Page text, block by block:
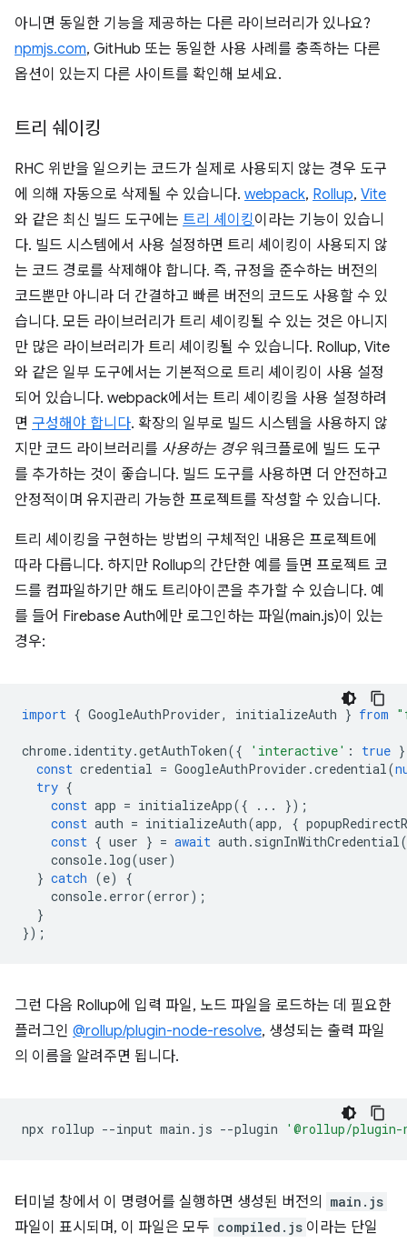
아니면 동일한 기능을 제공하는 다른 라이브러리가 있나요?
npmjs.com, GitHub 또는 동일한 사용 사례를 충족하는 다른
옵션이 있는지 다른 사이트를 확인해 보세요.
트리 쉐이킹
RHC 위반을 일으키는 코드가 실제로 사용되지 않는 경우 도구
에 의해 자동으로 삭제될 수 있습니다. webpack, Rollup, Vite
와 같은 최신 빌드 도구에는 트리 셰이킹이라는 기능이 있습니
다. 빌드 시스템에서 사용 설정하면 트리 셰이킹이 사용되지 않
는 코드 경로를 삭제해야 합니다. 즉, 규정을 준수하는 버전의
코드뿐만 아니라 더 간결하고 빠른 버전의 코드도 사용할 수 있
습니다. 모든 라이브러리가 트리 셰이킹될 수 있는 것은 아니지
만 많은 라이브러리가 트리 셰이킹될 수 있습니다. Rollup, Vite
와 같은 일부 도구에서는 기본적으로 트리 셰이킹이 사용 설정
되어 있습니다. webpack에서는 트리 셰이킹을 사용 설정하려
면 구성해야 합니다. 확장의 일부로 빌드 시스템을 사용하지 않
지만 코드 라이브러리를 사용하는 경우 워크플로에 빌드 도구
를 추가하는 것이 좋습니다. 빌드 도구를 사용하면 더 안전하고
안정적이며 유지관리 가능한 프로젝트를 작성할 수 있습니다.
트리 셰이킹을 구현하는 방법의 구체적인 내용은 프로젝트에
따라 다릅니다. 하지만 Rollup의 간단한 예를 들면 프로젝트 코
드를 컴파일하기만 해도 트리아이콘을 추가할 수 있습니다. 예
를 들어 Firebase Auth에만 로그인하는 파일(main.js)이 있는
경우:
import { GoogleAuthProvider, initializeAuth } from
chrome. identity.getAuthToken({ 'interactive' : true
const credential = GoogleAuthProvider .credential(
try {
const app = initializeApp({ ...
});
const auth = initializeAuth(app, {
const { user } = await auth . signInWithCredential(
console. log(user)
} catch (e)
{
console. error(error);
}
});
그런 다음 Rollup에 입력 파일, 노드 파일을 로드하는 데 필요한
플러그인 @rollup/plugin-node-resolve, 생성되는 출력 파일
의 이름을 알려주면 됩니다.
npx rollup --input main.js --plugin '@rollup/plugin-
터미널 창에서 이 명령어를 실행하면 생성된 버전의 main.js
파일이 표시되며, 이 파일은 모두 compiled.js 이라는 단일